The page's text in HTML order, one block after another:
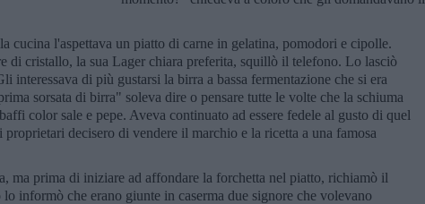
cucina l'aspettava un piatto di carne in gelatina, pomodori e cipolle.
di cristallo, la sua Lager chiara preferita, squillò il telefono. Lo lasciò
interessava di più gustarsi la birra a bassa fermentazione che si era
sorsata di birra" soleva dire o pensare tutte le volte che la schiuma
color sale e pepe. Aveva continuato ad essere fedele al gusto di quel
decisero di vendere il marchio e la ricetta a una famosa
ma prima di iniziare ad affondare la forchetta nel piatto, richiamò il
informò che erano giunte in caserma due signore che volevano